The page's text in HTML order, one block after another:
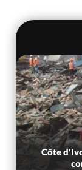
Côte